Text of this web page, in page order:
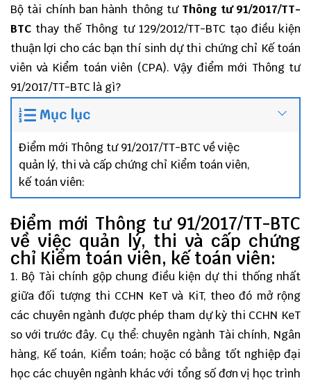
Bộ tài chính ban hành thông tư Thông tư 91/2017/TT-
BTC thay thế Thông tư 129/2012/TT-BTC tạo điều kiện
thuận lợi cho các bạn thí sinh dự thi chứng chỉ Kế toán
viên và Kiểm toán viên (CPA). Vậy điểm mới Thông tư
91/2017/TT-BTC là gì?
Mục lục
Điểm mới Thông tư 91/2017/TT-BTC về việc
quản lý, thi và cấp chứng chỉ Kiểm toán viên,
kế toán viên:
Điểm mới Thông tư 91/2017/TT-BTC
về việc quản lý, thi và cấp chứng
chỉ Kiểm toán viên, kế toán viên:
1. Bộ Tài chính gộp chung điều kiện dự thi thống nhất
giữa đối tượng thi CCHN KeT và KiT, theo đó mở rộng
các chuyên ngành được phép tham dự kỳ thi CCHN KeT
so với trước đây. Cụ thể: chuyên ngành Tài chính, Ngân
hàng, Kế toán, Kiểm toán; hoặc có bằng tốt nghiệp đại
học các chuyên ngành khác với tổng số đơn vị học trình